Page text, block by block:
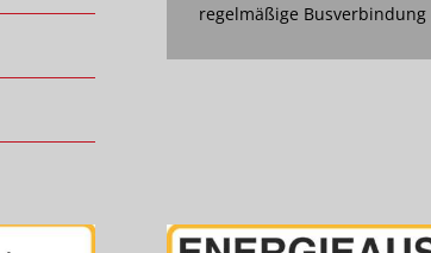
regelmäßige